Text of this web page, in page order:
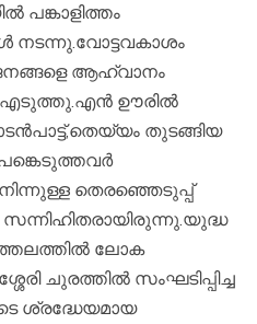
പങ്കാളിത്തം
നടന്നു.വോട്ടവകാശം
ആഹ്വാനം
എടുത്തു.എൻ ഊരിൽ
തുടങ്ങിയ
പങ്കെടുത്തവർ
തെരഞ്ഞെടുപ്പ്
സന്നിഹിതരായിരുന്നു.യുദ്ധ
ലോക
ചുരത്തിൽ സംഘടിപ്പിച്ച
ശ്രദ്ധേയമായ